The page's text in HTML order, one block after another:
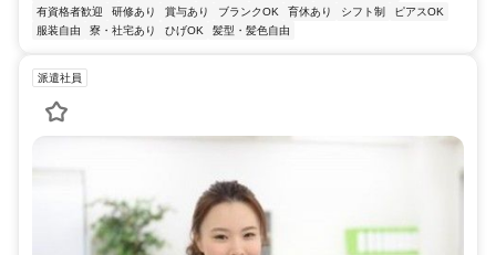
有資格者歓迎
研修あり 賞与あり ブランクOK 育休あり シフト制
ピアスOK
服装自由
寮・社宅あり ひげOK 髪型・髪色自由
派遣社員